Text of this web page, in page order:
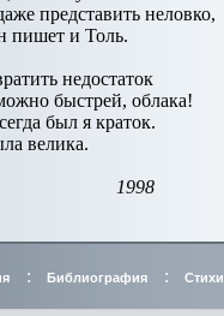
представить неловко,
пишет и Толь.
недостаток
быстрей, облака!
был я краток.
велика.
1998
: Библиография : Стихи